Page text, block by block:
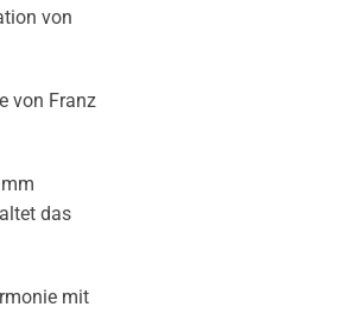
von
von Franz
das
mit